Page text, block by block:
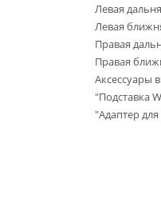
Левая
Левая
Правая
Правая
Аксессуары
"Подставка
"Адаптер